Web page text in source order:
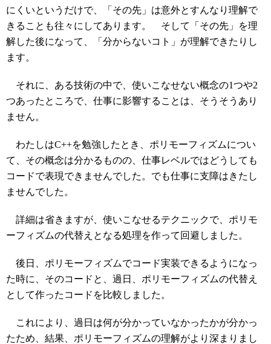
にくいというだけで、「その先」は意外とすんなり理解で
きることも往々にしてあります。 そして「その先」を理
解した後になって、「分からないコト」が理解できたりし
ます。
それに、ある技術の中で、使いこなせない概念の1つや2
つあったところで、仕事に影響することは、そうそうあり
ません。
わたしはC++を勉強したとき、ポリモーフィズムについ
て、その概念は分かるものの、仕事レベルではどうしても
コードで表現できませんでした。でも仕事に支障はきたし
ませんでした。
詳細は省きますが、使いこなせるテクニックで、ポリモ
ーフィズムの代替えとなる処理を作って回避しました。
後日、ポリモーフィズムでコード実装できるようになっ
た時に、そのコードと、過日、ポリモーフィズムの代替え
として作ったコードを比較しました。
これにより、過日は何が分かっていなかったかが分かっ
たため、結果、ポリモーフィズムの理解がより深まりまし